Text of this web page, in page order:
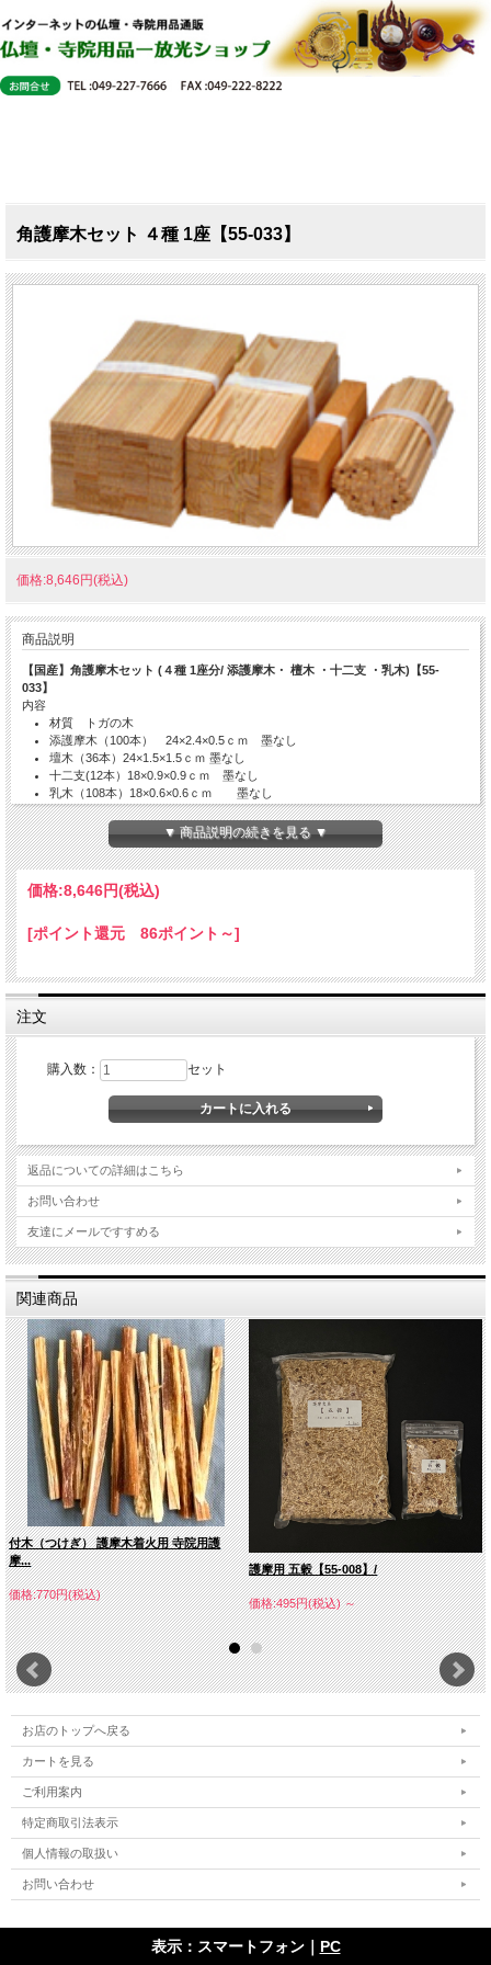
角護摩木セット ４種 1座【55-033】
価格:8,646円(税込)
商品説明
【国産】角護摩木セット (４種 1座分/ 添護摩木・ 檀木 ・十二支 ・乳木)【55-
033】
内容
材質 トガの木
添護摩木（100本） 24×2.4×0.5ｃｍ 墨なし
壇木（36本）24×1.5×1.5ｃｍ 墨なし
十二支(12本）18×0.9×0.9ｃｍ 墨なし
乳木（108本）18×0.6×0.6ｃｍ 墨なし
納期の目安：ご注文後、7営業日
銀行振込の場合は入金確認後、7営業日。▼ 商品説明の続きを見る ▼
価格:8,646円(税込)
[ポイント還元 86ポイント～]
注文
購入数： セット
返品についての詳細はこちら
お問い合わせ
友達にメールですすめる
関連商品
付木（つけぎ） 護摩木着火用 寺院用護
摩...
価格:770円(税込)
護摩用 五穀【55-008】/
価格:495円(税込)～
お店のトップへ戻る
カートを見る
ご利用案内
特定商取引法表示
個人情報の取扱い
お問い合わせ
表示：スマートフォン｜ PC